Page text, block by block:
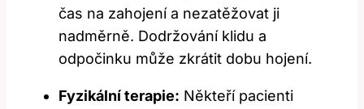
čas na zahojení a nezatěžovat ji
nadměrně. Dodržování klidu a
odpočinku může zkrátit dobu hojení.
Fyzikální terapie: Někteří pacienti